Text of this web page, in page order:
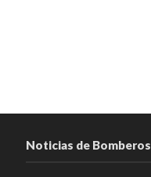
Noticias de Bomberos